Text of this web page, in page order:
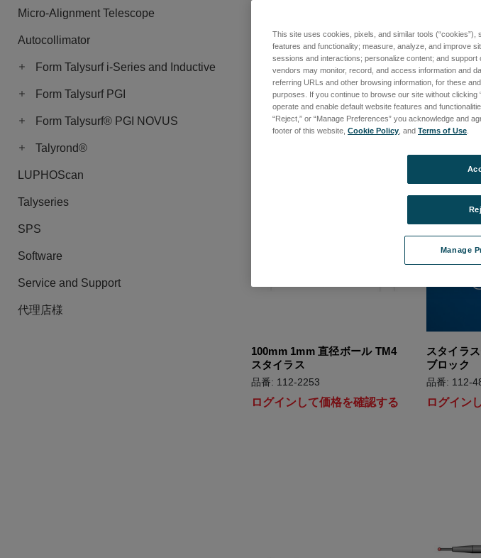
Micro-Alignment Telescope
Autocollimator
Form Talysurf i-Series and Inductive
Form Talysurf PGI
Form Talysurf® PGI NOVUS
Talyrond®
LUPHOScan
Talyseries
SPS
Software
Service and Support
代理店様
タリミン・1mmバースタイラス
品番: 112-3489
ログインして価格を確認する
タリミン
ス
品番: 112-
ログイン
100mm 1mm 直径ボール TM4
スタイラス
品番: 112-2253
ログインして価格を確認する
スタイラ
ブロック
品番: 112-
ログイン
This site uses cookies, pixels, and similar tools
features and functionality; measure, analyze, and improve
sessions and interactions; personalize content; and
vendors may monitor, record, and access information and
referring URLs and other browsing information, for these
purposes. If you continue to browse our site without
operate and enable default website features and
“Reject,” or “Manage Preferences” you acknowledge and
footer of this website, Cookie Policy , and Terms of Use
Manage